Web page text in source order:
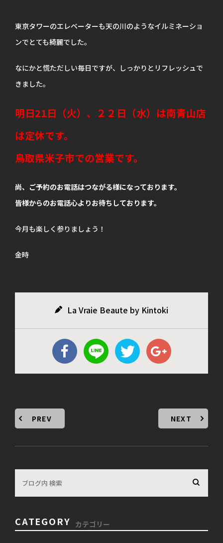
東京タワーのエレベーターも天の川のようなイルミネーショ
ンでとても綺麗でした。
なにかと慌ただしい毎日ですが、しっかりとリフレッシュで
きました。
明日21日（火）、２２日（水）は南青山店
は定休です。
鳥取県米子市での営業です。
尚、ご予約のお電話はつながる様になっております。
皆様からのお電話心よりお待ちしております。
今月も楽しく参りましょう！
金時
La Vraie Beaute by Kintoki
PREV NEXT
CATEGORY カテゴリー